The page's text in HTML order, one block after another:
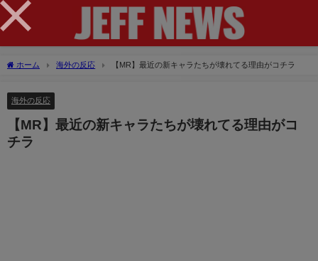
ホーム 海外の反応 【MR】最近の新キャラたちが壊れてる理由がコチラ
海外の反応
【MR】最近の新キャラたちが壊れてる理由がコ
チラ
×